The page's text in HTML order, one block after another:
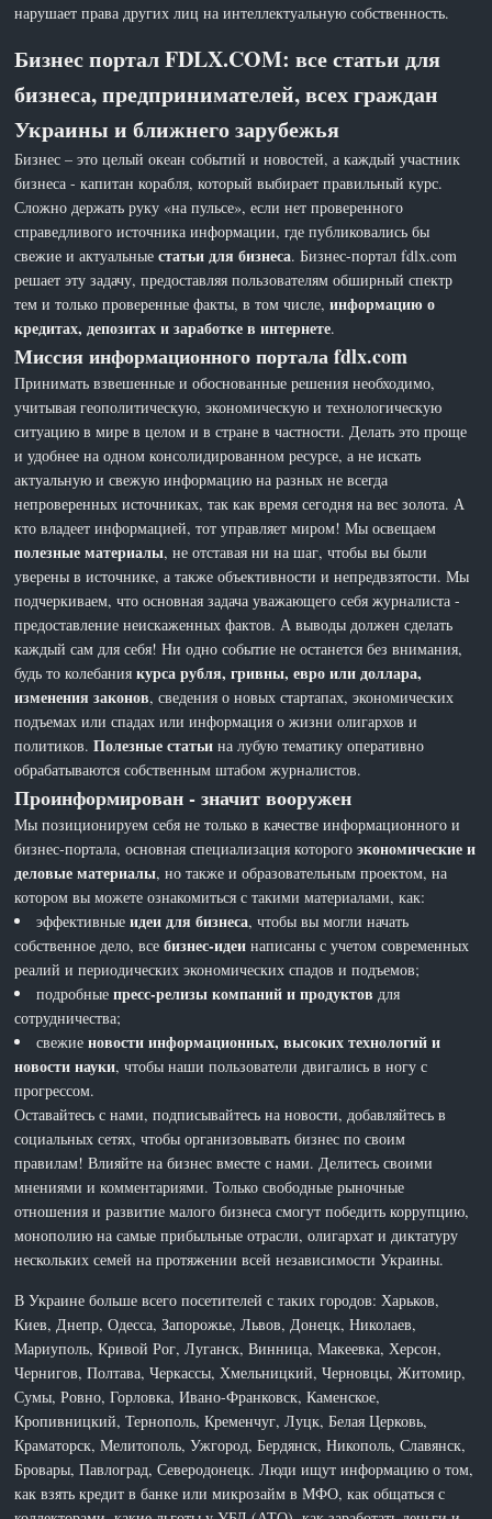
нарушает права других лиц на интеллектуальную собственность.
Бизнес портал FDLX.COM: все статьи для
бизнеса, предпринимателей, всех граждан
Украины и ближнего зарубежья
Бизнес – это целый океан событий и новостей, а каждый участник
бизнеса - капитан корабля, который выбирает правильный курс.
Сложно держать руку «на пульсе», если нет проверенного
справедливого источника информации, где публиковались бы
свежие и актуальныестатьи для бизнеса. Бизнес-портал fdlx.com
решает эту задачу, предоставляя пользователям обширный спектр
тем и только проверенные факты, в том числе,информацию о
кредитах, депозитах и заработке в интернете.
Миссия информационного портала fdlx.com
Принимать взвешенные и обоснованные решения необходимо,
учитывая геополитическую, экономическую и технологическую
ситуацию в мире в целом и в стране в частности. Делать это проще
и удобнее на одном консолидированном ресурсе, а не искать
актуальную и свежую информацию на разных не всегда
непроверенных источниках, так как время сегодня на вес золота. А
кто владеет информацией, тот управляет миром! Мы освещаем
полезные материалы, не отставая ни на шаг, чтобы вы были
уверены в источнике, а также объективности и непредвзятости. Мы
подчеркиваем, что основная задача уважающего себя журналиста -
предоставление неискаженных фактов. А выводы должен сделать
каждый сам для себя! Ни одно событие не останется без внимания,
будь то колебаниякурса рубля, гривны, евро или доллара,
изменения законов, сведения о новых стартапах, экономических
подъемах или спадах или информация о жизни олигархов и
политиков.Полезные статьи на лубую тематику оперативно
обрабатываются собственным штабом журналистов.
Проинформирован - значит вооружен
Мы позиционируем себя не только в качестве информационного и
бизнес-портала, основная специализация которогоэкономические и
деловые материалы, но также и образовательным проектом, на
котором вы можете ознакомиться с такими материалами, как:
эффективныеидеи для бизнеса, чтобы вы могли начать
собственное дело, всебизнес-идеи написаны с учетом современных
реалий и периодических экономических спадов и подъемов;
подробныепресс-релизы компаний и продуктов для
сотрудничества;
свежиеновости информационных, высоких технологий и
новости науки, чтобы наши пользователи двигались в ногу с
прогрессом.
Оставайтесь с нами, подписывайтесь на новости, добавляйтесь в
социальных сетях, чтобы организовывать бизнес по своим
правилам! Влияйте на бизнес вместе с нами. Делитесь своими
мнениями и комментариями. Только свободные рыночные
отношения и развитие малого бизнеса смогут победить коррупцию,
монополию на самые прибыльные отрасли, олигархат и диктатуру
нескольких семей на протяжении всей независимости Украины.
В Украине больше всего посетителей с таких городов: Харьков,
Киев, Днепр, Одесса, Запорожье, Львов, Донецк, Николаев,
Мариуполь, Кривой Рог, Луганск, Винница, Макеевка, Херсон,
Чернигов, Полтава, Черкассы, Хмельницкий, Черновцы, Житомир,
Сумы, Ровно, Горловка, Ивано-Франковск, Каменское,
Кропивницкий, Тернополь, Кременчуг, Луцк, Белая Церковь,
Краматорск, Мелитополь, Ужгород, Бердянск, Никополь, Славянск,
Бровары, Павлоград, Северодонецк. Люди ищут информацию о том,
как взять кредит в банке или микрозайм в МФО, как общаться с